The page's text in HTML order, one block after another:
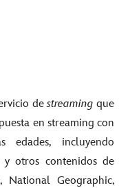
destreamingque
en streaming con
edades, incluyendo
y otros contenidos de
National Geographic,